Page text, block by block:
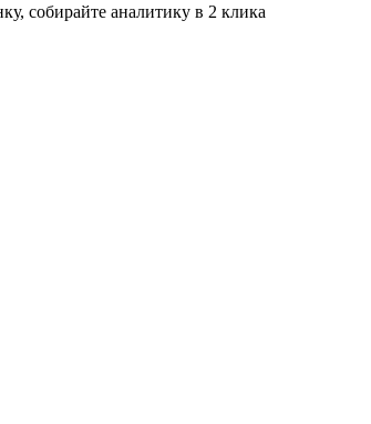
собирайте аналитику в 2 клика